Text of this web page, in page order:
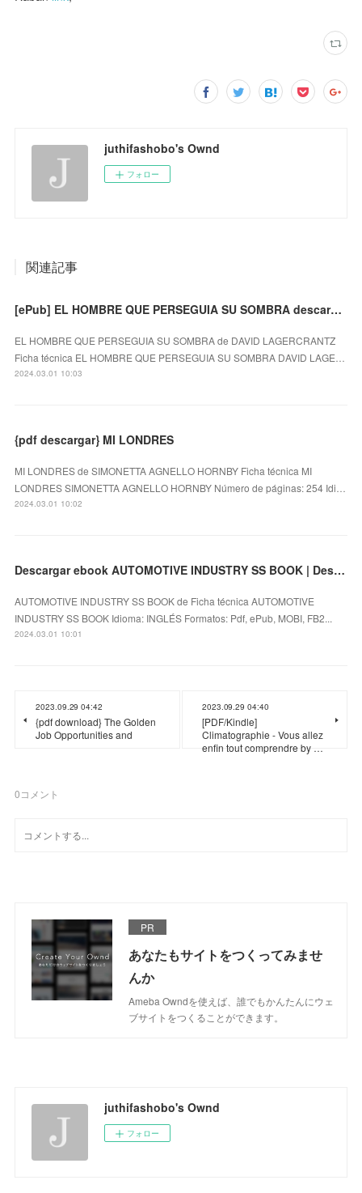
juthifashobo's Ownd
フォロー
関連記事
[ePub] EL HOMBRE QUE PERSEGUIA SU SOMBRA descargar gratis
EL HOMBRE QUE PERSEGUIA SU SOMBRA de DAVID LAGERCRANTZ
Ficha técnica EL HOMBRE QUE PERSEGUIA SU SOMBRA DAVID LAGE…
2024.03.01 10:03
{pdf descargar} MI LONDRES
MI LONDRES de SIMONETTA AGNELLO HORNBY Ficha técnica MI
LONDRES SIMONETTA AGNELLO HORNBY Número de páginas: 254 Idi…
2024.03.01 10:02
Descargar ebook AUTOMOTIVE INDUSTRY SS BOOK | Descarga Libros Gratis (PDF - EPUB)
AUTOMOTIVE INDUSTRY SS BOOK de Ficha técnica AUTOMOTIVE
INDUSTRY SS BOOK Idioma: INGLÉS Formatos: Pdf, ePub, MOBI, FB2...
2024.03.01 10:01
2023.09.29 04:42
{pdf download} The Golden
Job Opportunities and
2023.09.29 04:40
[PDF/Kindle]
Climatographie - Vous allez
enfin tout comprendre by …
0コメント
PR
あなたもサイトをつくってみませ
んか
Ameba Owndを使えば、誰でもかんたんにウェ
ブサイトをつくることができます。
juthifashobo's Ownd
フォロー